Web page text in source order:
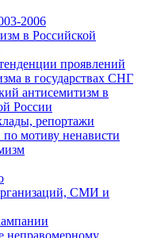
2006
в Российской
проявлений
в государствах СНГ
антисемитизм в
России
репортажи
мотиву ненависти
СМИ и